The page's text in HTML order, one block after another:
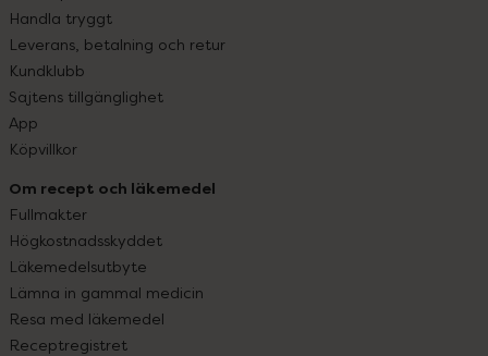
Handla tryggt
Leverans, betalning och retur
Kundklubb
Sajtens tillgänglighet
App
Köpvillkor
Om recept och läkemedel
Fullmakter
Högkostnadsskyddet
Läkemedelsutbyte
Lämna in gammal medicin
Resa med läkemedel
Receptregistret